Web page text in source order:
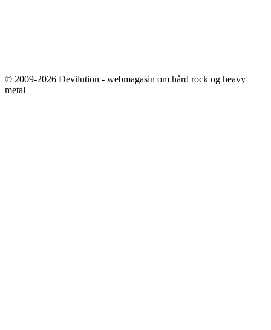
© 2009-2026 Devilution - webmagasin om hård rock og heavy
metal